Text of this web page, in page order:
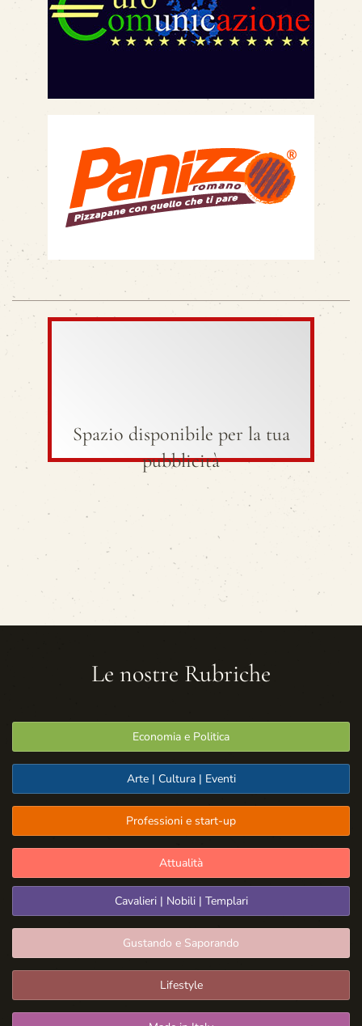
Spazio disponibile per la tua
pubblicità
Le nostre Rubriche
Economia e Politica
Arte | Cultura | Eventi
Professioni e start-up
Attualità
Cavalieri | Nobili | Templari
Gustando e Saporando
Lifestyle